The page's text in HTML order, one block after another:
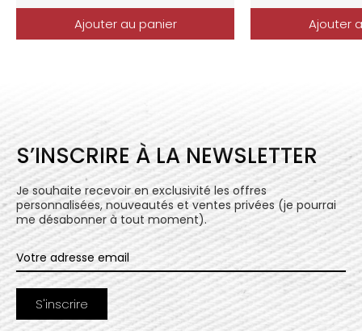
Ajouter au panier Ajouter
S’INSCRIRE À LA NEWSLETTER
Je souhaite recevoir en exclusivité les offres
personnalisées, nouveautés et ventes privées (je pourrai
me désabonner à tout moment).